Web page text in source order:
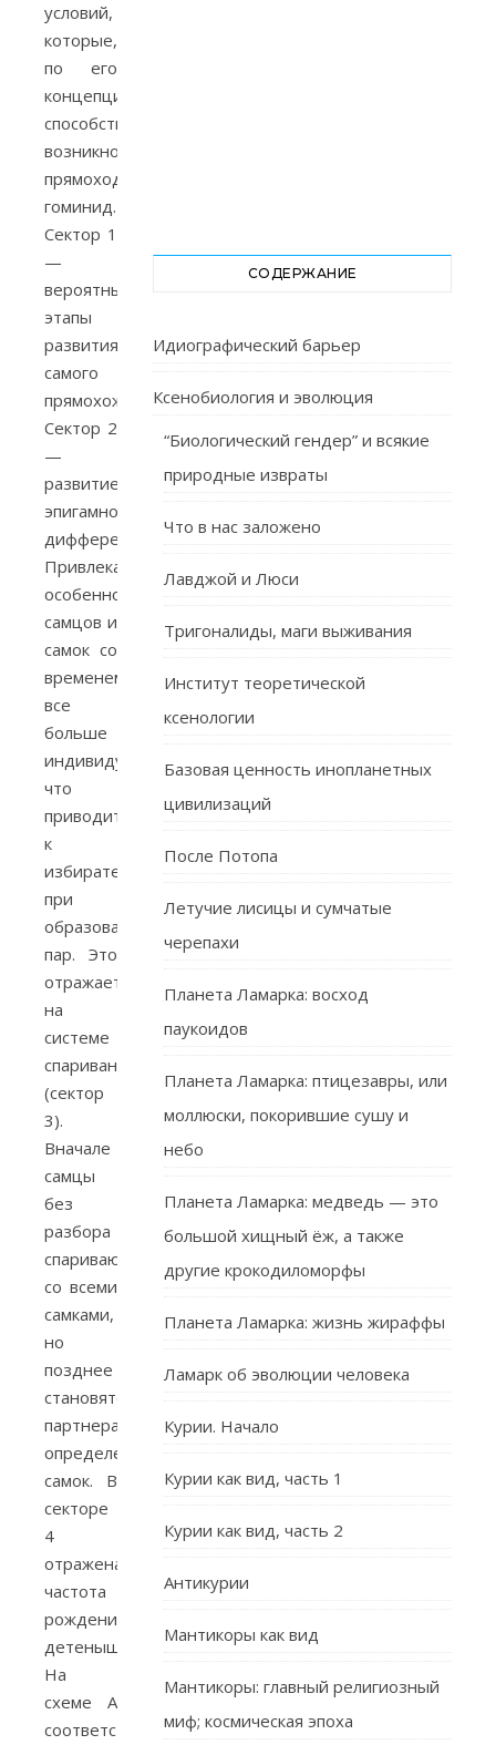
условий,
которые,
по его
концепции,
способствовали
возникновению
прямоходящих
гоминид.
Сектор 1
—
вероятные
этапы
развития
самого
прямохождения.
Сектор 2
—
развитие
эпигамной
дифференциации.
Привлекательные
особенности
самцов и
самок со
временем
все
больше
индивидуализируются,
что
приводит
к
избирательности
при
образовании
пар. Это
отражается
на
системе
спаривания
(сектор
3).
Вначале
самцы
без
разбора
спариваются
со всеми
самками,
но
позднее
становятся
партнерами
определенных
самок. В
секторе
4
отражена
частота
рождения
детенышей.
На
схеме А
соответствующие
СОДЕРЖАНИЕ
Идиографический барьер
Ксенобиология и эволюция
“Биологический гендер” и всякие
природные извраты
Что в нас заложено
Лавджой и Люси
Тригоналиды, маги выживания
Институт теоретической
ксенологии
Базовая ценность инопланетных
цивилизаций
После Потопа
Летучие лисицы и сумчатые
черепахи
Планета Ламарка: восход
паукоидов
Планета Ламарка: птицезавры, или
моллюски, покорившие сушу и
небо
Планета Ламарка: медведь — это
большой хищный ёж, а также
другие крокодиломорфы
Планета Ламарка: жизнь жираффы
Ламарк об эволюции человека
Курии. Начало
Курии как вид, часть 1
Курии как вид, часть 2
Антикурии
Мантикоры как вид
Мантикоры: главный религиозный
миф; космическая эпоха